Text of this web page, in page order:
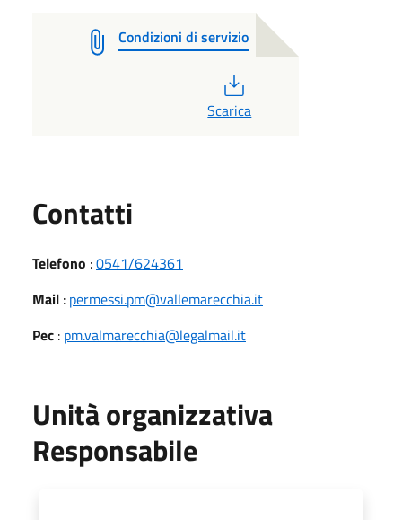
Condizioni di servizio
Scarica
Contatti
Telefono :0541/624361
Mail : permessi.pm@vallemarecchia.it
Pec : pm.valmarecchia@legalmail.it
Unità organizzativa
Responsabile